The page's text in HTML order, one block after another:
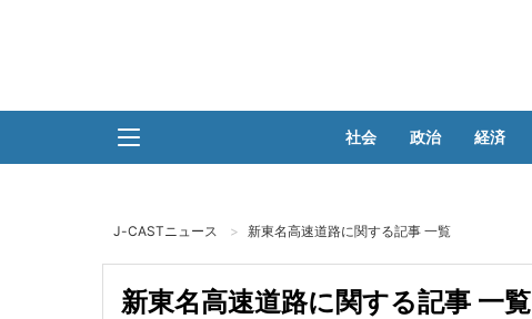
社会 政治 経済
J-CASTニュース 新東名高速道路に関する記事 一覧
新東名高速道路に関する記事 一覧